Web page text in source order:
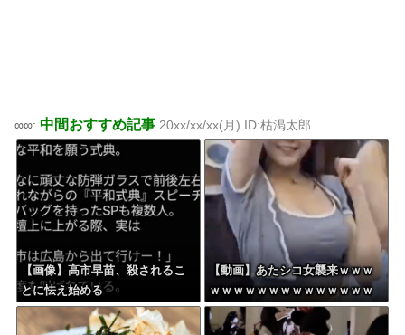
∞∞: 中間おすすめ記事 20xx/xx/xx(月) ID:枯渇太郎
【画像】高市早苗、殺されるこ
とに怯え始める
【動画】あたシコ女襲来ｗｗｗ
ｗｗｗｗｗｗｗｗｗｗｗｗｗｗ